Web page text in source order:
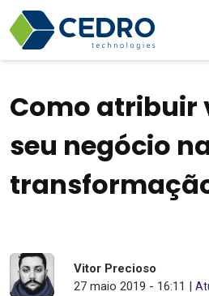
Como atribuir
seu negócio
Vitor Precioso
27 maio 2019 - 16:11 |